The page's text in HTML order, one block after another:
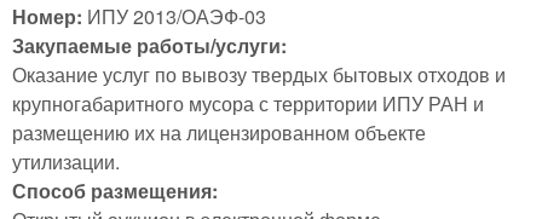
Номер: ИПУ 2013/ОАЭФ-03
Закупаемые работы/услуги:
Оказание услуг по вывозу твердых бытовых отходов и
крупногабаритного мусора с территории ИПУ РАН и
размещению их на лицензированном объекте
утилизации.
Способ размещения: